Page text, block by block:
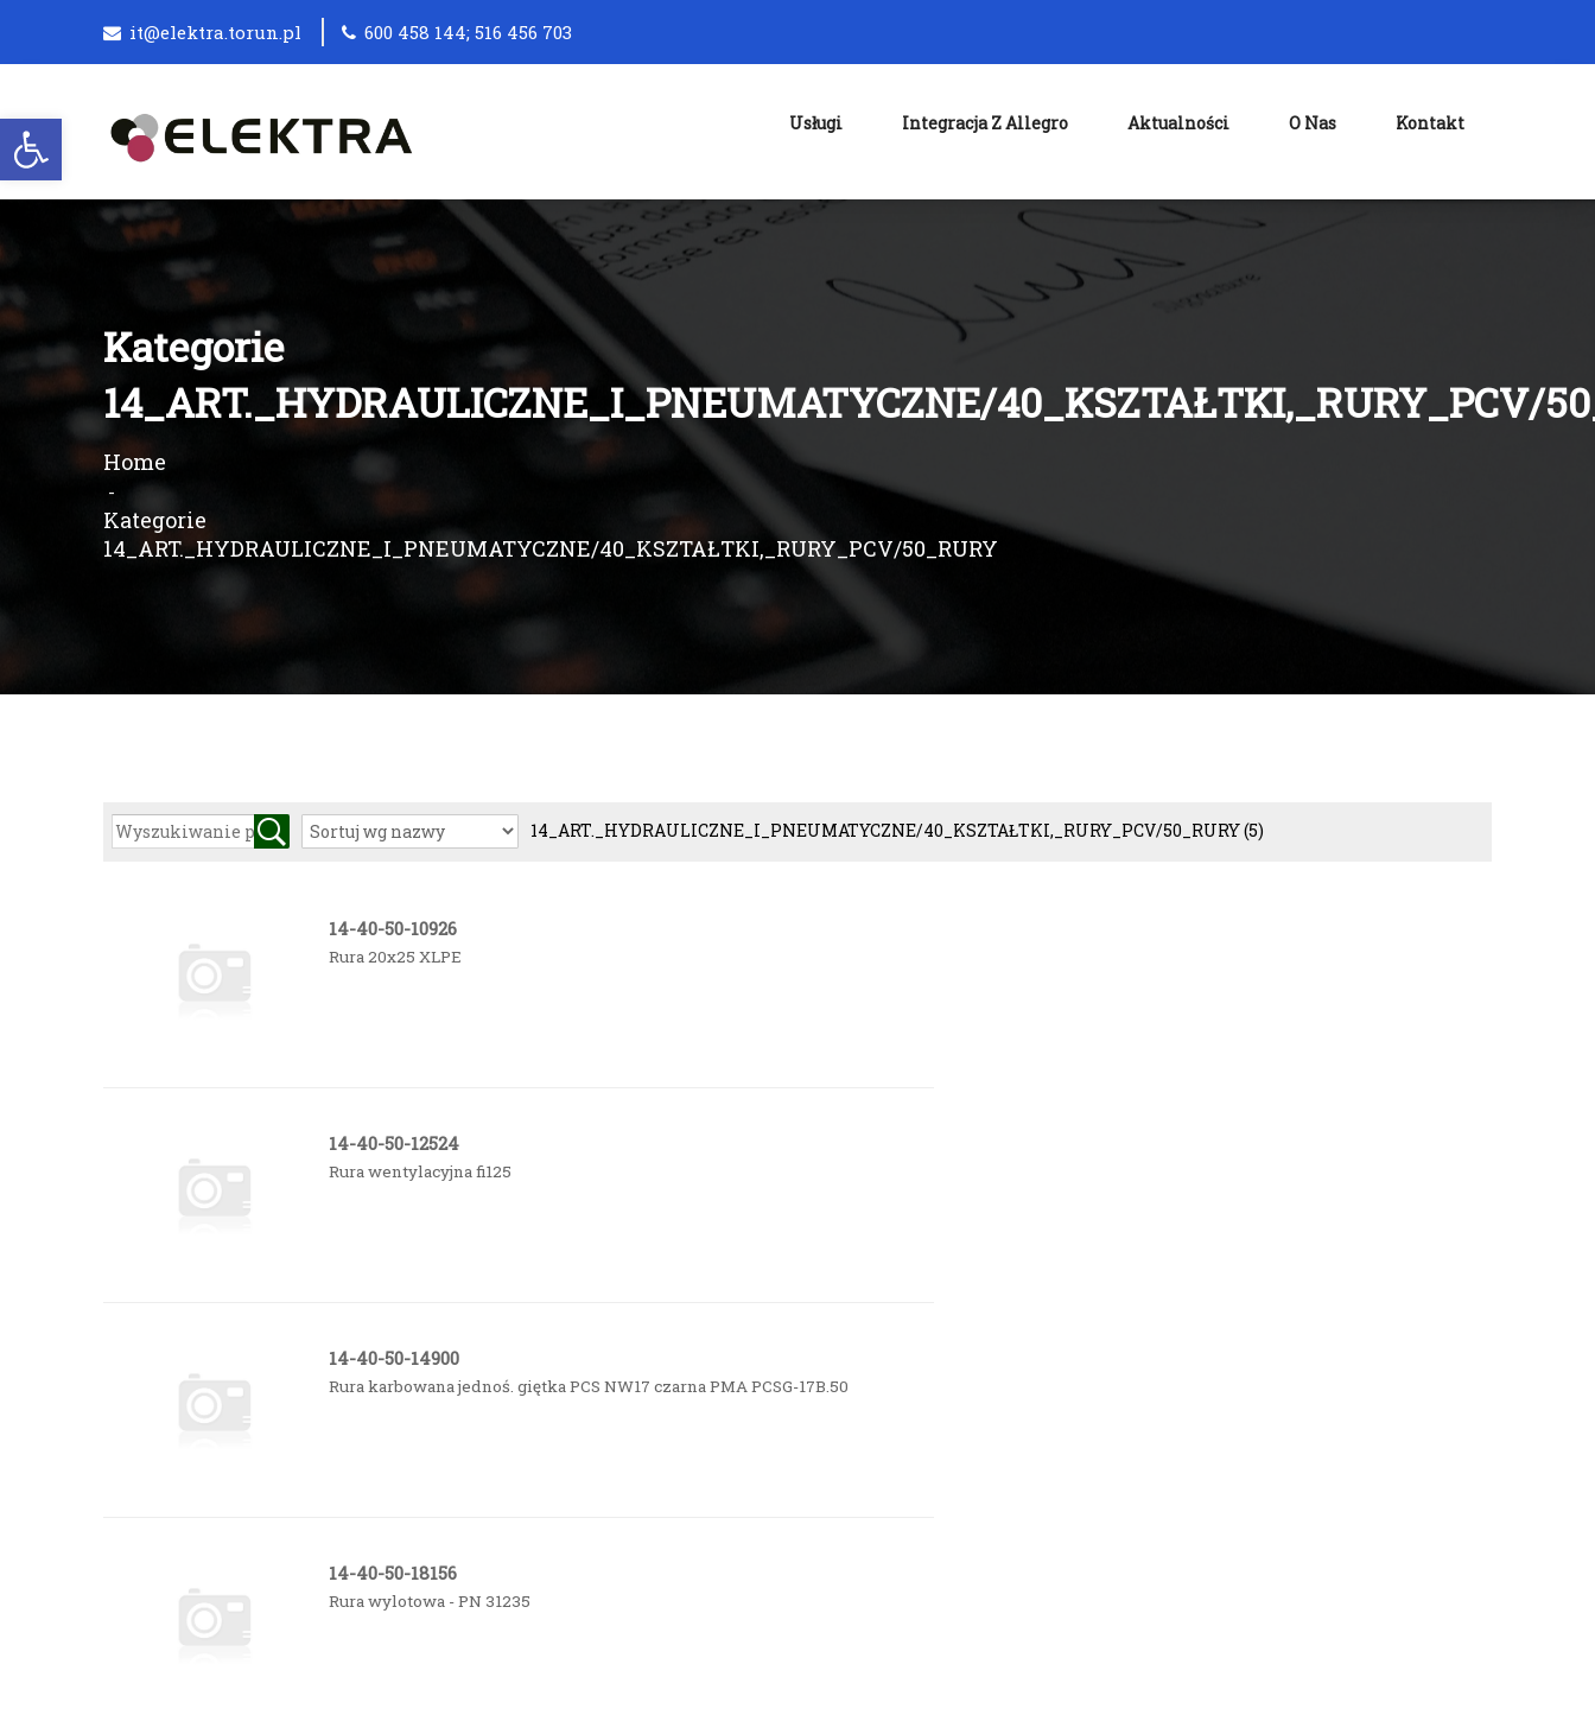
Otwórz pasek narzędzi
it@elektra.torun.pl 600 458 144; 516 456 703
Usługi Integracja Z Allegro Aktualności O Nas Kontakt
Kategorie
14_ART._HYDRAULICZNE_I_PNEUMATYCZNE/40_KSZTAŁTKI,_RURY_PCV/
Home
Kategorie
14_ART._HYDRAULICZNE_I_PNEUMATYCZNE/40_KSZTAŁTKI,_RURY_PCV/50_RURY
14_ART._HYDRAULICZNE_I_PNEUMATYCZNE/40_KSZTAŁTKI,_RURY_PCV/50_RURY(5)
14-40-50-10926
Rura 20x25 XLPE
14-40-50-12524
Rura wentylacyjna fi125
14-40-50-14900
Rura karbowana jednoś. giętka PCS NW17 czarna PMA PCSG-17B.50
14-40-50-18156
Rura wylotowa - PN 31235